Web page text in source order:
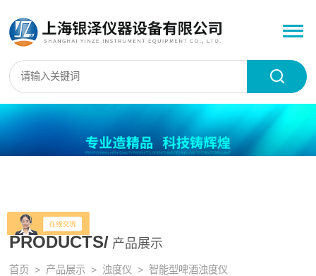
PRODUCTS/ 产品展示
首页 > 产品展示 > 浊度仪 >智能型啤酒浊度仪